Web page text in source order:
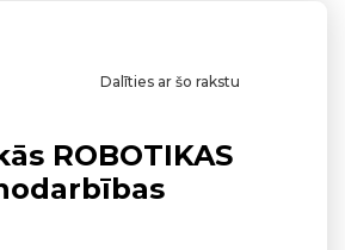
Dalīties ar šo rakstu
ROBOTIKAS